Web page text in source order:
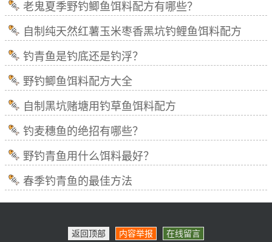
老鬼夏季野钓鲫鱼饵料配方有哪些？
自制纯天然红薯玉米枣香黑坑钓鲤鱼饵料配方
钓青鱼是钓底还是钓浮？
野钓鲫鱼饵料配方大全
自制黑坑赌塘用钓草鱼饵料配方
钓麦穗鱼的绝招有哪些？
野钓青鱼用什么饵料最好？
春季钓青鱼的最佳方法
返回顶部 内容举报 在线留言